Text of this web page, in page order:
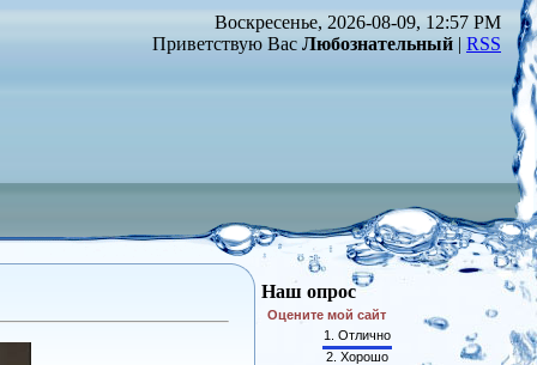
Воскресенье, 2026-08-09, 12:57 PM
Приветствую Вас Любознательный | RSS
Наш опрос
Оцените мой сайт
1. Отлично
2. Хорошо